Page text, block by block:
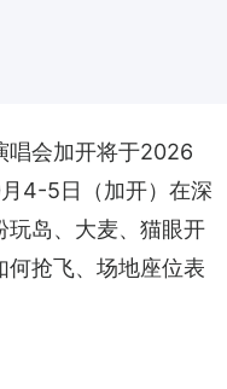
唱会加开将于2026
4-5日（加开）在深
玩岛、大麦、猫眼开
何抢飞、场地座位表